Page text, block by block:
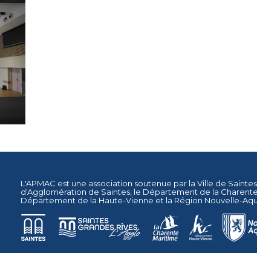
L'APMAC est une association soutenue par la Ville de Saintes
d'Agglomération de Saintes , le Département de la
Département de la Haute-Vienne et la Région Nouvelle-